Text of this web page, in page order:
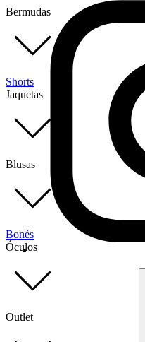
Bermudas
Shorts
Jaquetas
Blusas
Bonés
Óculos
Outlet